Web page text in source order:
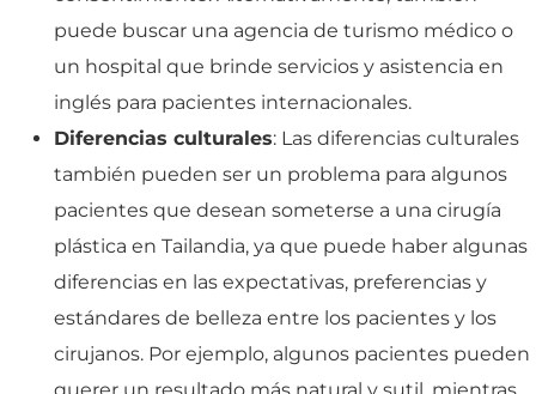
puede buscar una agencia de turismo médico o
un hospital que brinde servicios y asistencia en
inglés para pacientes internacionales.
Diferencias culturales: Las diferencias culturales
también pueden ser un problema para algunos
pacientes que desean someterse a una cirugía
plástica en Tailandia, ya que puede haber algunas
diferencias en las expectativas, preferencias y
estándares de belleza entre los pacientes y los
cirujanos. Por ejemplo, algunos pacientes pueden